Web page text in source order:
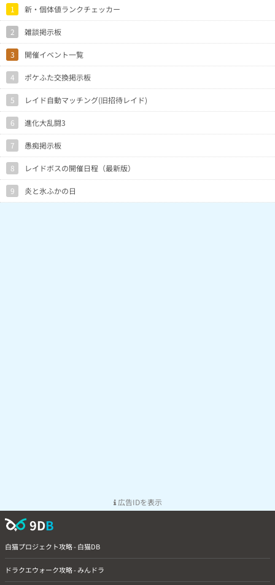
1 新・個体値ランクチェッカー
2 雑談掲示板
3 開催イベント一覧
4 ポケふた交換掲示板
5 レイド自動マッチング(旧招待レイド)
6 進化大乱闘3
7 愚痴掲示板
8 レイドボスの開催日程（最新版）
9 炎と氷ふかの日
広告IDを表示
9DB
白猫プロジェクト攻略 - 白猫DB
ドラクエウォーク攻略 - みんドラ